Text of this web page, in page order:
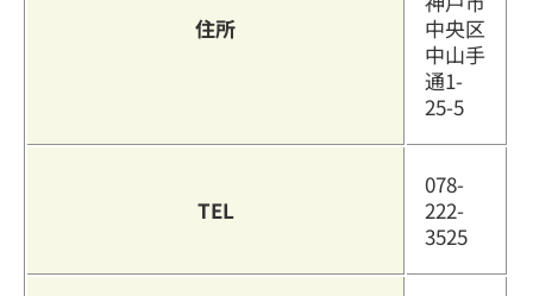
住所
中央区
中山手
通1-
25-5
TEL
078-
222-
3525